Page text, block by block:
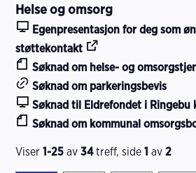
Helse og omsorg
Egenpresentasjon for deg som
støttekontakt
Søknad om helse- og
Søknad om parkeringsbevis
Søknad til Eldrefondet i Ringebu
Søknad om kommunal
Viser1-25av34treff, side1 av2